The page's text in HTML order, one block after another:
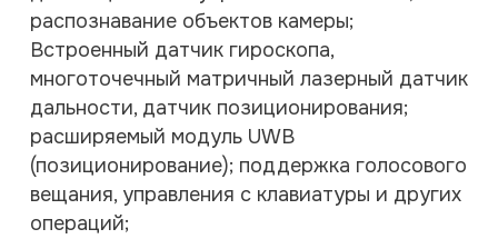
распознавание объектов камеры;
Встроенный датчик гироскопа,
многоточечный матричный лазерный датчик
дальности, датчик позиционирования;
расширяемый модуль UWB
(позиционирование); поддержка голосового
вещания, управления с клавиатуры и других
операций;